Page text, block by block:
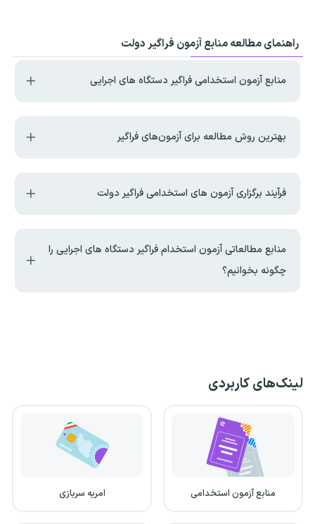
راهنمای مطالعه منابع آزمون فراگیر دولت
منابع آزمون استخدامی فراگیر دستگاه های اجرایی
بهترین روش مطالعه برای آزمون‌های فراگیر
فرآیند برگزاری آزمون های استخدامی فراگیر دولت
منابع مطالعاتی آزمون استخدام فراگیر دستگاه های اجرایی را
چگونه بخوانیم؟
لینک‌های کاربردی
منابع آزمون استخدامی امریه سربازی